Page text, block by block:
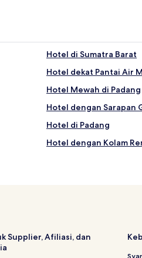
Hotel di Sumatra Barat
Hotel dekat Pantai Air
Hotel Mewah di Padang
Hotel dengan Sarapan
Hotel di Padang
Hotel dengan Kolam
Supplier, Afiliasi, dan